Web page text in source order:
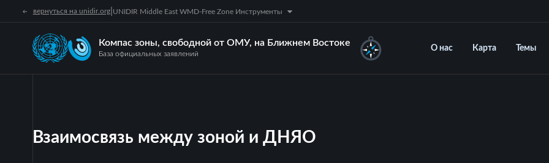
вернуться на unidir.org| UNIDIR Middle East WMD-Free Zone Инструменты
Компас зоны, свободной от ОМУ, на Ближнем Востоке
База официальных заявлений
О нас Карта Темы
Взаимосвязь между зоной и ДНЯО